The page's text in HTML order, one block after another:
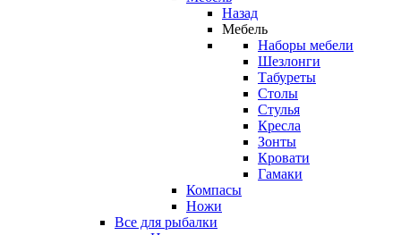
Назад
Мебель
Наборы мебели
Шезлонги
Табуреты
Столы
Стулья
Кресла
Зонты
Кровати
Гамаки
Компасы
Ножи
Все для рыбалки